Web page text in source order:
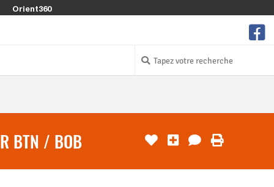
Orient360
BTN / BOB